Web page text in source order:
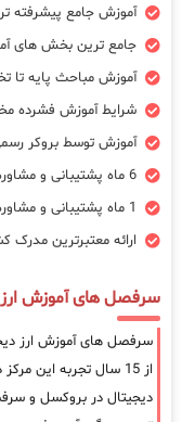
آموزش جامع پیشرفته
جامع ترین بخش های
آموزش مباحث پایه تا
شرایط آموزش فشرده
آموزش توسط بروکر
6 ماه پشتیبانی و مشاوره آموزشی
1 ماه پشتیبانی و مشاوره در امور معاملات
ارائه معتبرترین مدرک
سرفصل های آموزش
سرفصل های آموزش ارز
از 15 سال تجربه این مرکز در
دیجیتال در بروکسل و